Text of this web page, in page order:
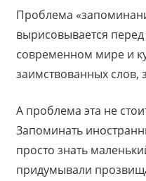
Проблема
вырисовывается
современном мире и
заимствованных слов,
А проблема эта не
Запоминать
просто знать
придумывали